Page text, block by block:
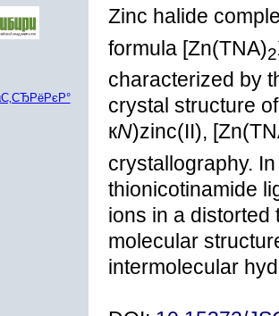
Zinc halide
formula [Zn(TNA)2
characterized by
crystal structure
кN)zinc(II),
crystallography.
thionicotinamide
ions in a distorted
molecular
intermolecular